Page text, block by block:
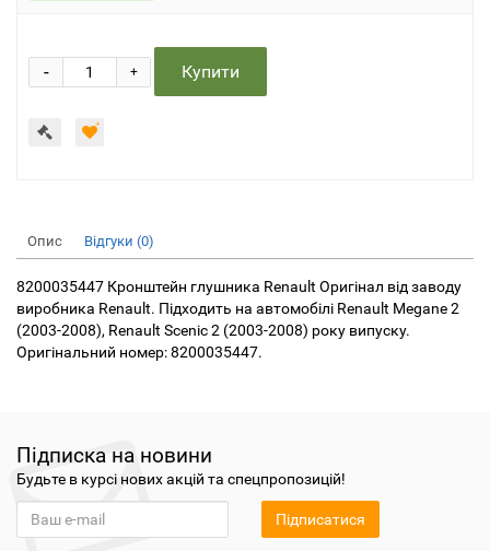
+
- Купити
Опис Відгуки (0)
8200035447 Кронштейн глушника Renault Оригінал від заводу
виробника Renault. Підходить на автомобілі Renault Megane 2
(2003-2008), Renault Scenic 2 (2003-2008) року випуску.
Оригінальний номер: 8200035447.
Підписка на новини
Будьте в курсі нових акцій та спецпропозицій!
Підписатися